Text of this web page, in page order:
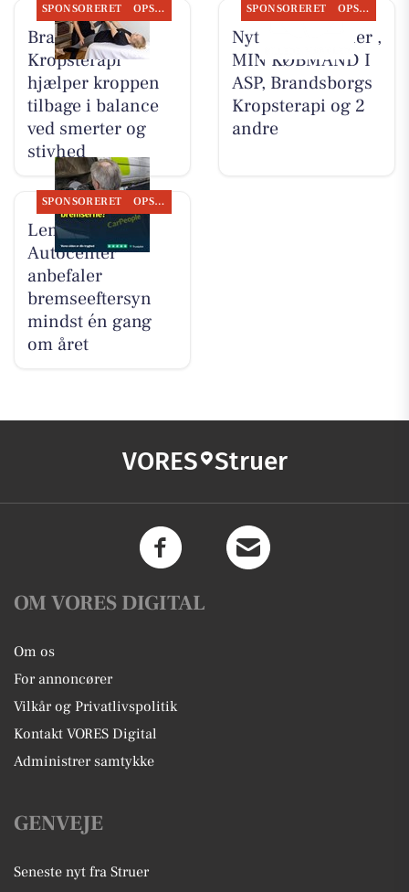
SPONSORERET OPSLAGSTAVLEN
Brandsborgs
Kropsterapi
hjælper kroppen
tilbage i balance
ved smerter og
stivhed
SPONSORERET OPSLAGSTAVLEN
Nyt fra HV Cykler ,
MIN KØBMAND I
ASP, Brandsborgs
Kropsterapi og 2
andre
SPONSORERET OPSLAGSTAVLEN
Lemvig
Autocenter
anbefaler
bremseeftersyn
mindst én gang
om året
VORES Struer
OM VORES DIGITAL
Om os
For annoncører
Vilkår og Privatlivspolitik
Kontakt VORES Digital
Administrer samtykke
GENVEJE
Seneste nyt fra Struer